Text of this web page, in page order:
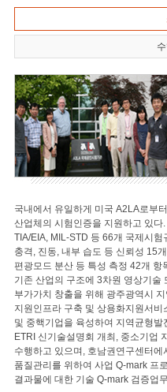
국내에서 유일하게 미국 A2LA로부
산업체의 시험인증을 지원하고 있
TIA/EIA, MIL-STD 등 66개 국제시
충격, 진동, 내부 습도 등 신뢰성 15
편광모드 분산 등 특성 측정 42개
기존 산업의 구조에 3차원 영상기술
부가가치 창출을 위해 광주광역시
지원인프라 구축 및 상용화지원서
및 중핵기업을 육성하여 지역균형
ETRI 신기술설명회 개최, 중소기업
수행하고 있으며, 호남권연구센터
품질관리를 위하여 사업 Q-mark 프
결과물에 대한 기술 Q-mark 검증업